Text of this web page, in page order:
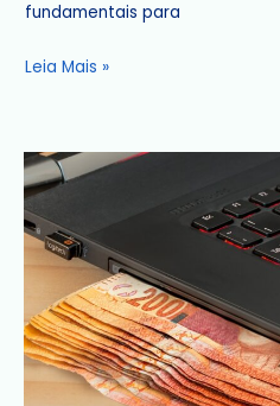
fundamentais para
jogadores
apostas
fixa
Leia Mais »